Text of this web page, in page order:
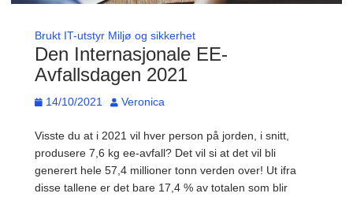
Brukt IT-utstyr Miljø og sikkerhet
Den Internasjonale EE-
Avfallsdagen 2021
14/10/2021 Veronica
Visste du at i 2021 vil hver person på jorden, i snitt,
produsere 7,6 kg ee-avfall? Det vil si at det vil bli
generert hele 57,4 millioner tonn verden over! Ut ifra
disse tallene er det bare 17,4 % av totalen som blir